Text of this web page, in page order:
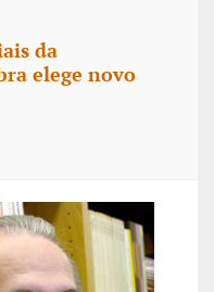
da
elege novo